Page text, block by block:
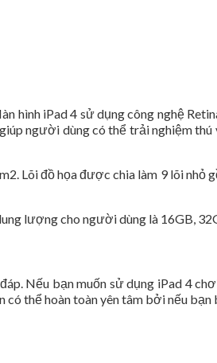
hình iPad 4 sử dụng công nghệ
người dùng có thể trải nghiệm
Lõi đồ họa được chia làm 9 lõi
lượng cho người dùng là 16GB,
Nếu bạn muốn sử dụng iPad 4
thể hoàn toàn yên tâm bởi nếu